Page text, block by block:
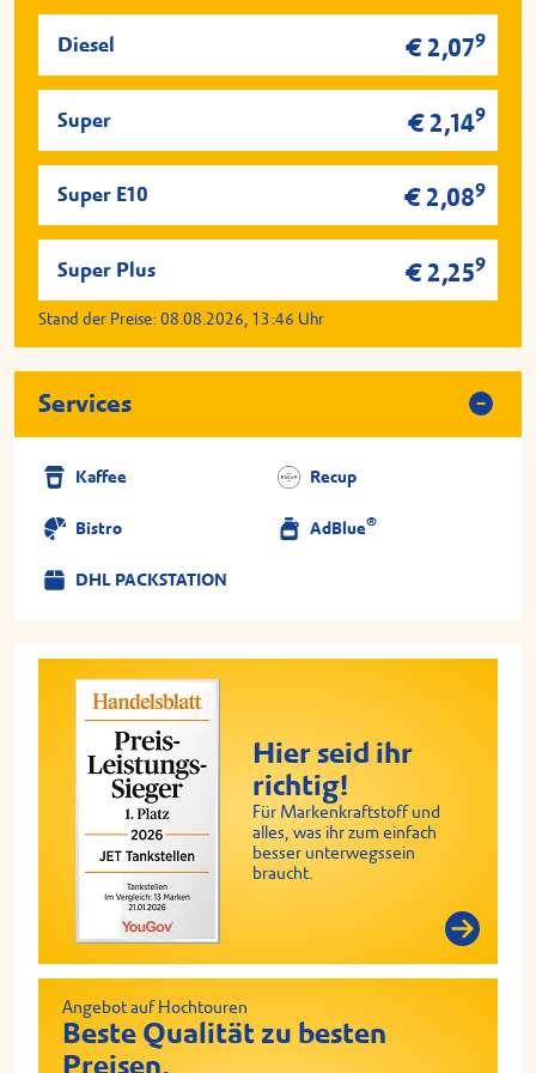
Diesel € 2,079
Super € 2,149
Super E10 € 2,089
Super Plus € 2,259
Stand der Preise: 08.08.2026, 13:46 Uhr
Services
Kaffee Recup
Bistro AdBlue®
DHL PACKSTATION
Hier seid ihr
richtig!
Für Markenkraftstoff und
alles, was ihr zum einfach
besser unterwegssein
braucht.
Angebot auf Hochtouren
Beste Qualität zu besten
Preisen.